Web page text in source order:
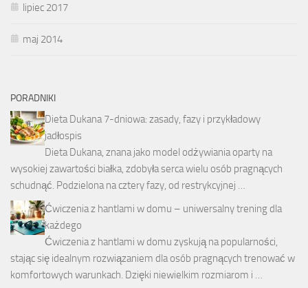
lipiec 2017
maj 2014
PORADNIKI
Dieta Dukana 7-dniowa: zasady, fazy i przykładowy
jadłospis
Dieta Dukana, znana jako model odżywiania oparty na
wysokiej zawartości białka, zdobyła serca wielu osób pragnących
schudnąć. Podzielona na cztery fazy, od restrykcyjnej …
Ćwiczenia z hantlami w domu – uniwersalny trening dla
każdego
Ćwiczenia z hantlami w domu zyskują na popularności,
stając się idealnym rozwiązaniem dla osób pragnących trenować w
komfortowych warunkach. Dzięki niewielkim rozmiarom i …